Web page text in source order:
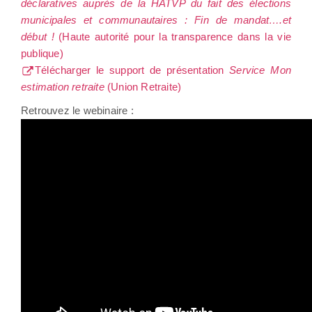
déclaratives auprès de la HATVP du fait des élections
municipales et communautaires : Fin de mandat….et
début !(Haute autorité pour la transparence dans la vie
publique)
Télécharger le support de présentationService Mon
estimation retraite (Union Retraite)
Retrouvez le webinaire :